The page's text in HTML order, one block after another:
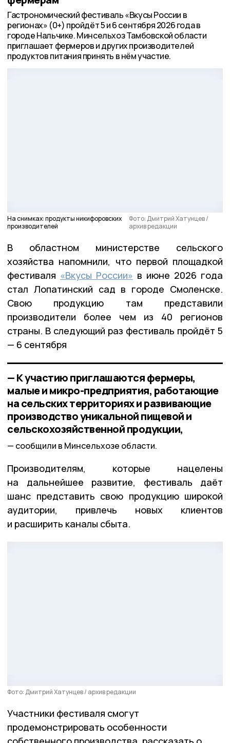
Гастрономический фестиваль «Вкусы России в
регионах» (0+) пройдёт 5 и 6 сентября 2026 года в
городе Нальчике. Минсельхоз Тамбовской области
приглашает фермеров и других производителей
продуктов питания принять в нём участие.
На снимках: продукты никифоровских
производителей
Фото: Дмитрий Хатунцев /
архив редакции
В областном министерстве сельского
хозяйства напомнили, что первой площадкой
фестиваля «Вкусы России» в июне 2026 года
стал Лопатинский сад в городе Смоленске.
Свою продукцию там представили
производители более чем из 40 регионов
страны. В следующий раз фестиваль пройдёт 5
— 6 сентября
— К участию приглашаются фермеры,
малые и микро-предприятия, работающие
на сельских территориях и развивающие
производство уникальной пищевой и
сельскохозяйственной продукции,
сообщили в Минсельхозе области.
Производителям, которые нацелены
на дальнейшее развитие, фестиваль даёт
шанс представить свою продукцию широкой
аудитории, привлечь новых клиентов
и расширить каналы сбыта.
Фото: Дмитрий Хатунцев / архив редакции
Участники фестиваля смогут
продемонстрировать особенности